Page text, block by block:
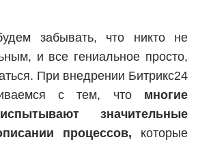
забывать, что никто не
и все гениальное просто,
При внедрении Битрикс24
с тем, что многие
значительные
процессов, которые